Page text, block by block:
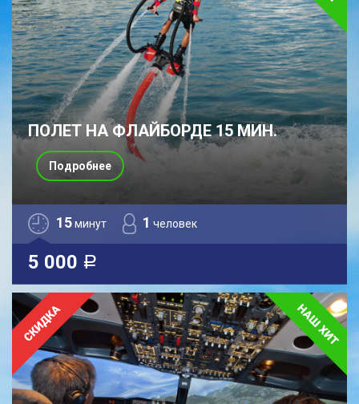
ПОЛЕТ НА ФЛАЙБОРДЕ 15 МИН.
15минут 1 человек
5 000 a
Подробнее